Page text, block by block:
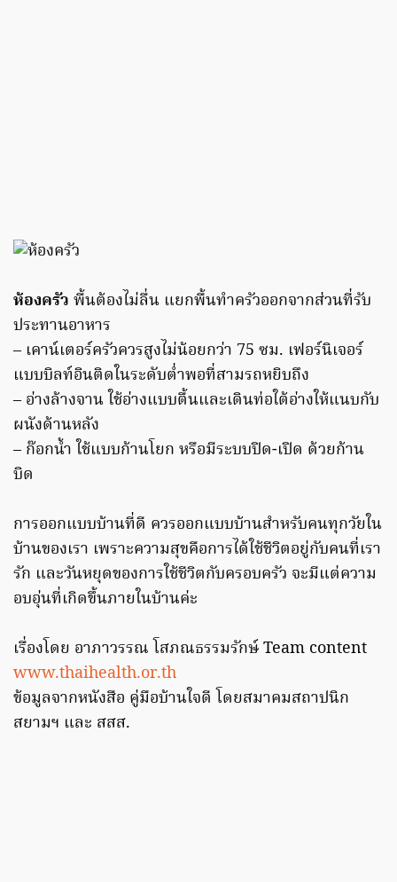
ห้องครัว พื้นต้องไม่ลื่น แยกพื้นทำครัวออกจากส่วนที่รับ
ประทานอาหาร
– เคาน์เตอร์ครัวควรสูงไม่น้อยกว่า 75 ซม. เฟอร์นิเจอร์
แบบบิลท์อินติดในระดับต่ำพอที่สามรถหยิบถึง
– อ่างล้างจาน ใช้อ่างแบบตื้นและเดินท่อใต้อ่างให้แนบกับ
ผนังด้านหลัง
– ก๊อกน้ำ ใช้แบบก้านโยก หรือมีระบบปิด-เปิด ด้วยก้าน
บิด
การออกแบบบ้านที่ดี ควรออกแบบบ้านสำหรับคนทุกวัยใน
บ้านของเรา เพราะความสุขคือการได้ใช้ชีวิตอยู่กับคนที่เรา
รัก และวันหยุดของการใช้ชีวิตกับครอบครัว จะมีแต่ความ
อบอุ่นที่เกิดขึ้นภายในบ้านค่ะ
เรื่องโดย อาภาวรรณ โสภณธรรมรักษ์ Team content
www.thaihealth.or.th
ข้อมูลจากหนังสือ คู่มือบ้านใจดี โดยสมาคมสถาปนิก
สยามฯ และ สสส.